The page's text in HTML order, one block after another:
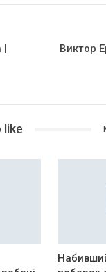
|
Виктор
like